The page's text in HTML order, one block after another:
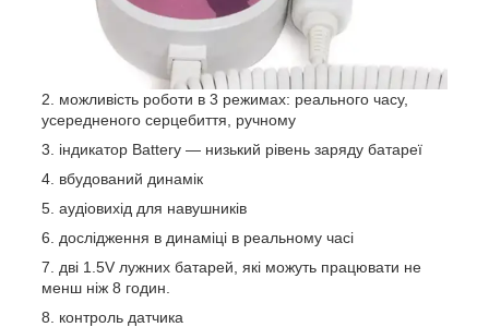
можливість роботи в 3 режимах: реального часу,
усередненого серцебиття, ручному
індикатор Battery — низький рівень заряду батареї
вбудований динамік
аудіовихід для навушників
дослідження в динаміці в реальному часі
дві 1.5V лужних батарей, які можуть працювати не
менш ніж 8 годин.
контроль датчика